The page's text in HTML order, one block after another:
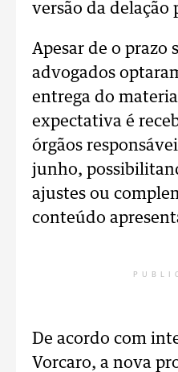
versão da delação
Apesar de o prazo
advogados
entrega do
expectativa é
órgãos
junho,
ajustes ou
conteúdo
De acordo com
Vorcaro, a nova